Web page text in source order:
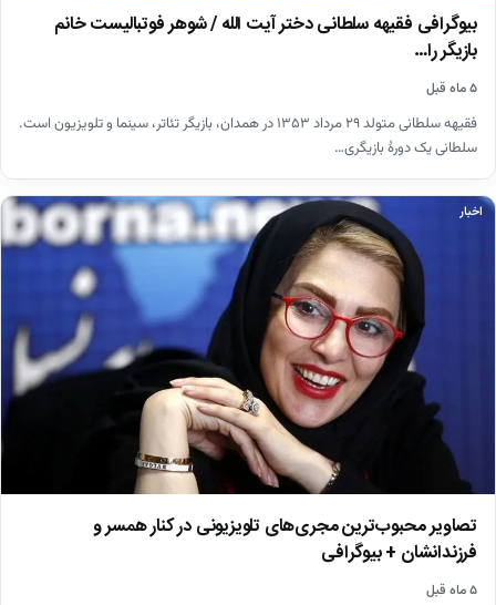
بیوگرافی فقیهه سلطانی دختر آیت الله / شوهر فوتبالیست خانم
بازیگر را…
۵ ماه قبل
فقیهه سلطانی متولد ۲۹ مرداد ۱۳۵۳ در همدان، بازیگر تئاتر، سینما و تلویزیون است.
سلطانی یک دورهٔ بازیگری…
اخبار
تصاویر محبوب‌ترین مجری‌های تلویزیونی در کنار همسر و
فرزندانشان + بیوگرافی
۵ ماه قبل